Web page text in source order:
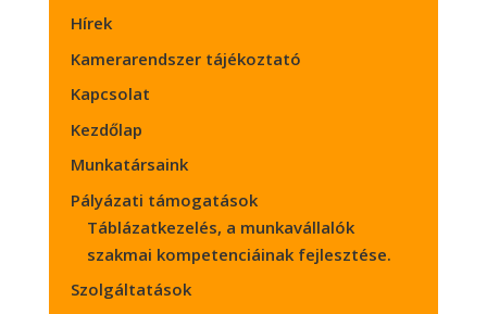
Hírek
Kamerarendszer tájékoztató
Kapcsolat
Kezdőlap
Munkatársaink
Pályázati támogatások
Táblázatkezelés, a munkavállalók
szakmai kompetenciáinak fejlesztése.
Szolgáltatások